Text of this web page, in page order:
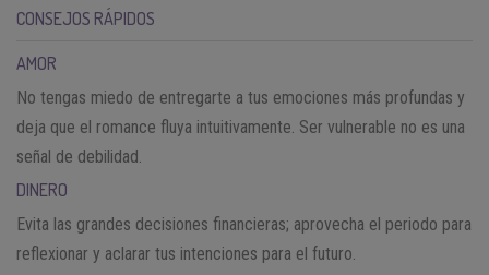
CONSEJOS RÁPIDOS
AMOR
No tengas miedo de entregarte a tus emociones más profundas y
deja que el romance fluya intuitivamente. Ser vulnerable no es una
señal de debilidad.
DINERO
Evita las grandes decisiones financieras; aprovecha el periodo para
reflexionar y aclarar tus intenciones para el futuro.